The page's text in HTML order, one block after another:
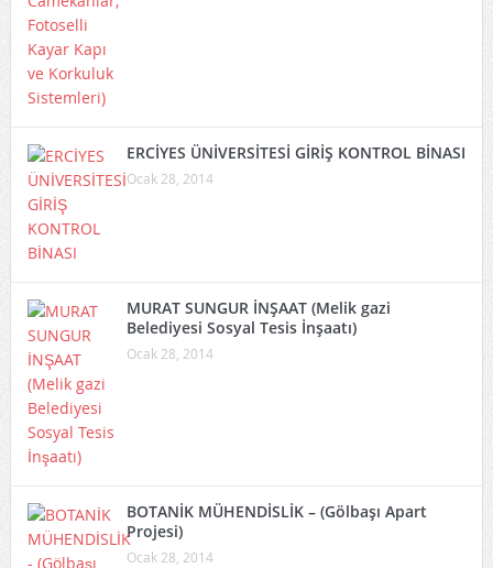
ERCİYES ÜNİVERSİTESİ GİRİŞ KONTROL BİNASI
Ocak 28, 2014
MURAT SUNGUR İNŞAAT (Melik gazi
Belediyesi Sosyal Tesis İnşaatı)
Ocak 28, 2014
BOTANİK MÜHENDİSLİK – (Gölbaşı Apart
Projesi)
Ocak 28, 2014